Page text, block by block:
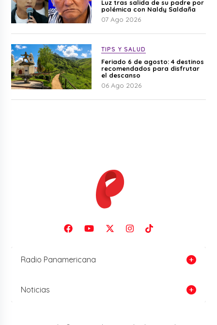
Luz tras salida de su padre por
polémica con Naldy Saldaña
07 Ago 2026
TIPS Y SALUD
Feriado 6 de agosto: 4 destinos
recomendados para disfrutar
el descanso
06 Ago 2026
Radio Panamericana
Noticias